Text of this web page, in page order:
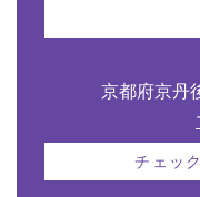
京都府京丹
チェッ